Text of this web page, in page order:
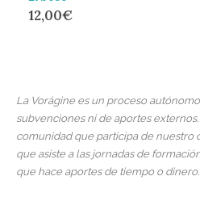
12,00€
La Vorágine es un proceso
subvenciones ni de aportes externos.
comunidad que participa de nuestro
que asiste a las jornadas de
que hace aportes de tiempo o dinero.